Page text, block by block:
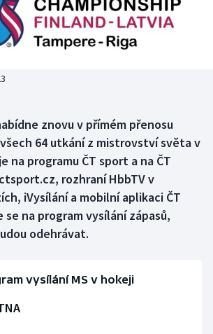
znovu v přímém přenosu
64 utkání z mistrovství světa v
na programu ČT sport a na ČT
rozhraní HbbTV v
iVysílání a mobilní aplikaci ČT
na program vysílání zápasů,
odehrávat.
vysílání MS v hokeji